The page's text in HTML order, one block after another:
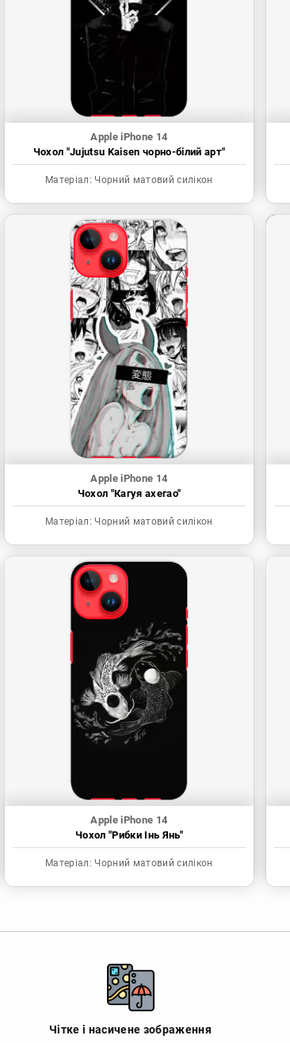
Apple iPhone 14
Чохол "Jujutsu Kaisen чорно-білий арт"
Матеріал: Чорний матовий силікон
Apple iPhone 14
Чохол "Кагуя ахегао"
Матеріал: Чорний матовий силікон
Apple iPhone 14
Чохол "Рибки Інь Янь"
Матеріал: Чорний матовий силікон
Чітке і насичене зображення